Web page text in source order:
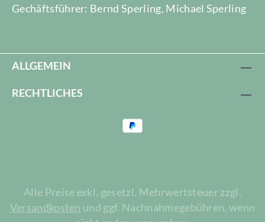
Gechäftsführer: Bernd Sperling, Michael Sperling
ALLGEMEIN
RECHTLICHES
Alle Preise exkl. gesetzl. Mehrwertsteuer zzgl.
Versandkosten und ggf. Nachnahmegebühren, wenn